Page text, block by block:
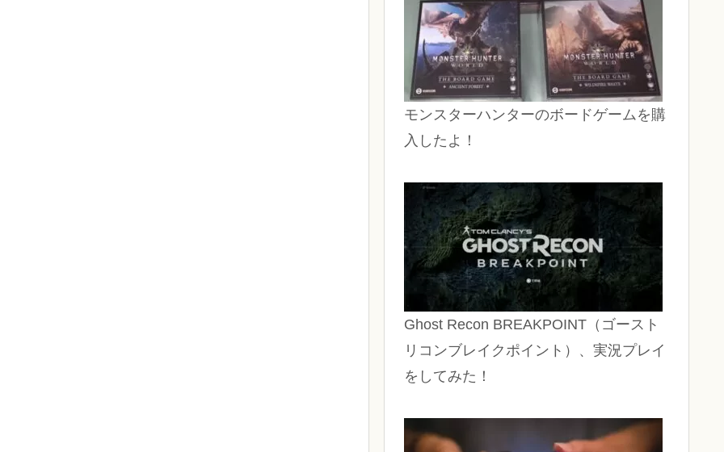
モンスターハンターのボードゲームを購
入したよ！
Ghost Recon BREAKPOINT（ゴースト
リコンブレイクポイント）、実況プレイ
をしてみた！